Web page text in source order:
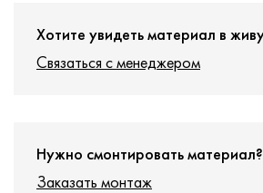
Хотите увидеть материал в
Связаться с менеджером
Нужно смонтировать материал?
Заказать монтаж